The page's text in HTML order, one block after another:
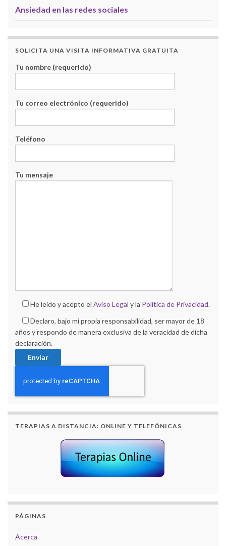
Ansiedad en las redes sociales
SOLICITA UNA VISITA INFORMATIVA GRATUITA
Tu nombre (requerido)
Tu correo electrónico (requerido)
Teléfono
Tu mensaje
He leído y acepto el Aviso Legal y la Política de Privacidad.
Declaro, bajo mi propia responsabilidad, ser mayor de 18
años y respondo de manera exclusiva de la veracidad de dicha
declaración.
TERAPIAS A DISTANCIA: ONLINE Y TELEFÓNICAS
PÁGINAS
Acerca